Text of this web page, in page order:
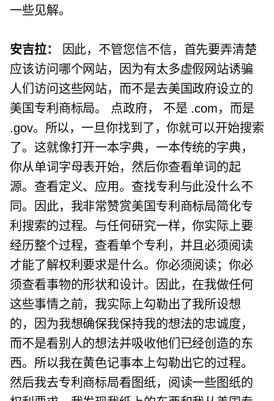
一些见解。
安吉拉：
因此，不管您信不信，首先要弄清楚
应该访问哪个网站，因为有太多虚假网站诱骗
人们访问这些网站，而不是去美国政府设立的
美国专利商标局。 点政府，
不是 .com，而是
.gov。所以，一旦你找到了，你就可以开始搜索
了。这就像打开一本字典，一本传统的字典，
你从单词字母表开始，然后你查看单词的起
源。查看定义、应用。查找专利与此没什么不
同。因此，我非常赞赏美国专利商标局简化专
利搜索的过程。与任何研究一样，你实际上要
经历整个过程，查看单个专利，并且必须阅读
才能了解权利要求是什么。你必须阅读；你必
须查看事物的形状和设计。因此，在我做任何
这些事情之前，我实际上勾勒出了我所设想
的，因为我想确保我保持我的想法的忠诚度，
而不是看别人的想法并吸收他们已经创造的东
西。所以我在黄色记事本上勾勒出它的过程。
然后我去专利商标局看图纸，阅读一些图纸的